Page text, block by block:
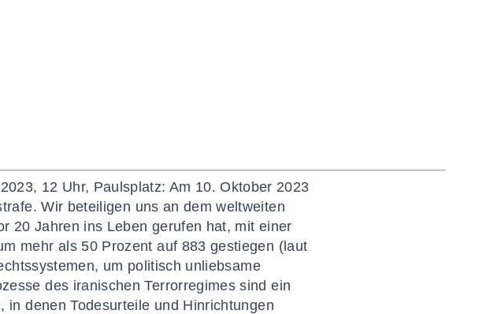
12 Uhr, Paulsplatz: Am 10. Oktober 2023
Wir beteiligen uns an dem weltweiten
20 Jahren ins Leben gerufen hat, mit einer
mehr als 50 Prozent auf 883 gestiegen (laut
um politisch unliebsame
des iranischen Terrorregimes sind ein
in denen Todesurteile und Hinrichtungen